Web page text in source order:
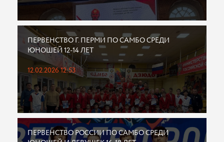
ПЕРВЕНСТВО Г. ПЕРМИ ПО САМБО СРЕДИ
ЮНОШЕЙ 12-14 ЛЕТ
12.02.2026 12:53
ПЕРВЕНСТВО РОССИИ ПО САМБО СРЕДИ